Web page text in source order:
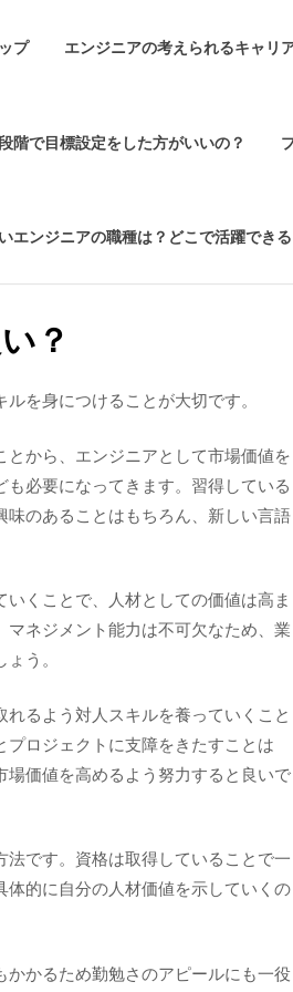
プ エンジニアの考えられるキャリ
階で目標設定をした方がいいの？
エンジニアの職種は？どこで活躍できる
？
を身につけることが大切です。
から、エンジニアとして市場価値を
必要になってきます。習得している
のあることはもちろん、新しい言語
くことで、人材としての価値は高ま
ネジメント能力は不可欠なため、業
う。
るよう対人スキルを養っていくこと
ロジェクトに支障をきたすことは
価値を高めるよう努力すると良いで
です。資格は取得していることで一
的に自分の人材価値を示していくの
かるため勤勉さのアピールにも一役